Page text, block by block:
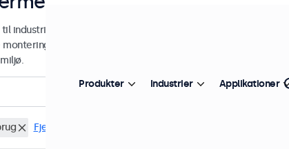
industriel og kommerciel brug. Vores 22-tommer skærme
hvilket gør dem nemme at integrere i
Fjern alt
Produkter Industrier Applikationer